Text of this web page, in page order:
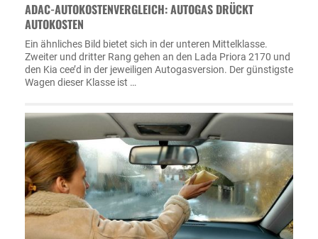
ADAC-AUTOKOSTENVERGLEICH: AUTOGAS DRÜCKT
AUTOKOSTEN
Ein ähnliches Bild bietet sich in der unteren Mittelklasse.
Zweiter und dritter Rang gehen an den Lada Priora 2170 und
den Kia cee’d in der jeweiligen Autogasversion. Der günstigste
Wagen dieser Klasse ist …